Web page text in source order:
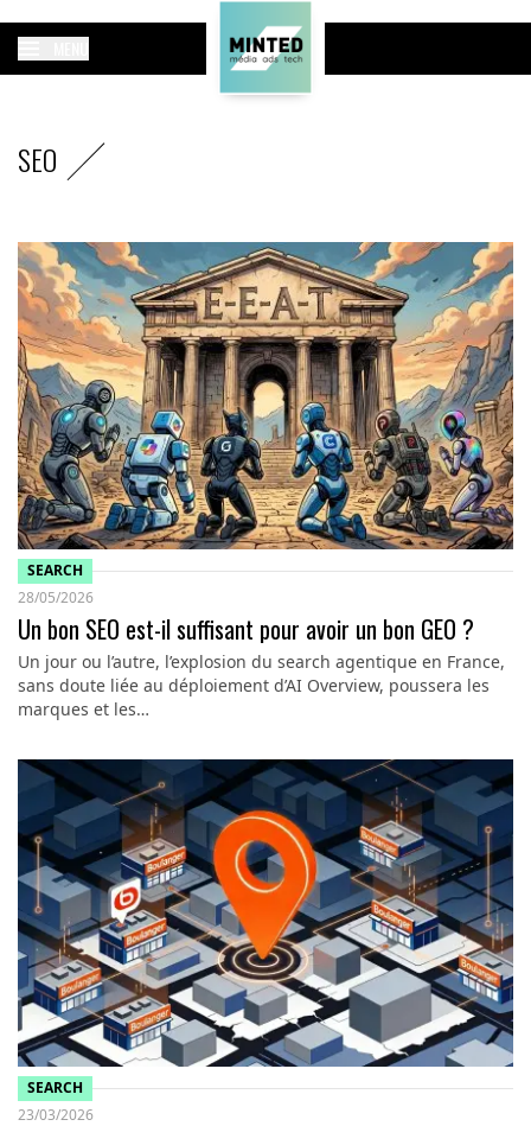
SEO
SEARCH
28/05/2026
Un bon SEO est-il suffisant pour avoir un bon GEO ?
Un jour ou l’autre, l’explosion du search agentique en France,
sans doute liée au déploiement d’AI Overview, poussera les
marques et les…
SEARCH
23/03/2026